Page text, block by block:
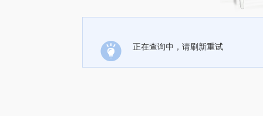
正在查询中，请刷新重试